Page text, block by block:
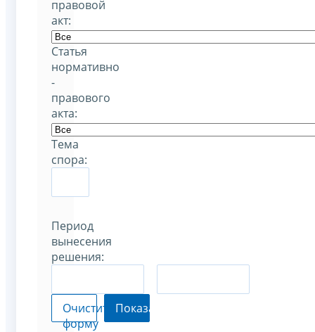
правовой
акт:
Статья
нормативно
-
правового
акта:
Тема
спора:
Период
вынесения
решения:
Очистить
форму
Показать